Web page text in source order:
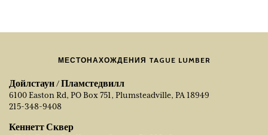
МЕСТОНАХОЖДЕНИЯ TAGUE LUMBER
Дойлстаун / Пламстедвилл
6100 Easton Rd, PO Box 751, Plumsteadville, PA 18949
215-348-9408
Кеннетт Сквер